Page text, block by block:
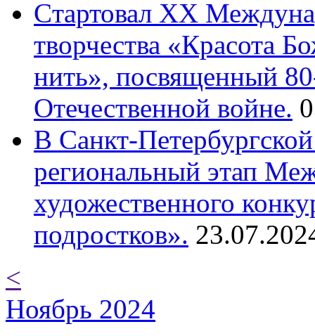
Cтартовал XX
творчества «Красота
нить», посвященный
Отечественной войне.
В Санкт-
региональный этап
художественного
подростков».
<
Ноябрь 2024